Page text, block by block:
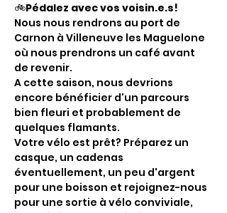
🚲Pédalez avec vos voisin.e.s!
Nous nous rendrons au port de
Carnon à Villeneuve les Maguelone
où nous prendrons un café avant
de revenir.
A cette saison, nous devrions
encore bénéficier d'un parcours
bien fleuri et probablement de
quelques flamants.
Votre vélo est prêt? Préparez un
casque, un cadenas
éventuellement, un peu d'argent
pour une boisson et rejoignez-nous
pour une sortie à vélo conviviale,